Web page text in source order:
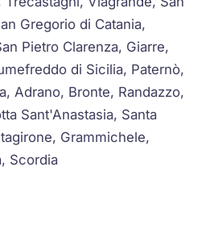
Gregorio di Catania,
Pietro Clarenza, Giarre,
di Sicilia, Paternò,
Adrano, Bronte, Randazzo,
Sant'Anastasia, Santa
Grammichele,
Scordia